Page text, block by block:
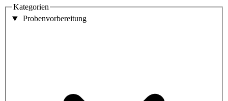
Kategorien
Probenvorbereitung